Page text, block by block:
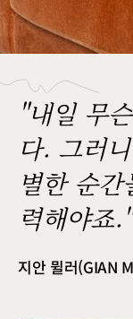
"내일 무
다. 그러
별한 순
력해야죠."
지안 뮐러(GIAN